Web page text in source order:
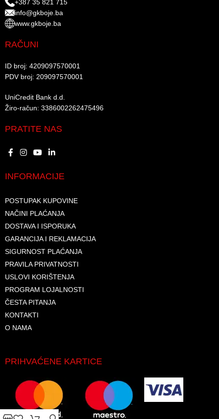
+387 35 821 715
info@gkboje.ba
www.gkboje.ba
RAČUNI
ID broj: 4209097570001​
PDV broj: 209097570001 ​
UniCredit Bank d.d.​
Žiro-račun: 3386002262475496​​
PRATITE NAS
INFORMACIJE
POSTUPAK KUPOVINE
NAČINI PLAĆANJA
DOSTAVA I ISPORUKA
GARANCIJA I REKLAMACIJA
SIGURNOST PLAĆANJA
PRAVILA PRIVATNOSTI
USLOVI KORIŠTENJA
PROGRAM LOJALNOSTI
ČESTA PITANJA
KONTAKTI
O NAMA
PRIHVAĆENE KARTICE